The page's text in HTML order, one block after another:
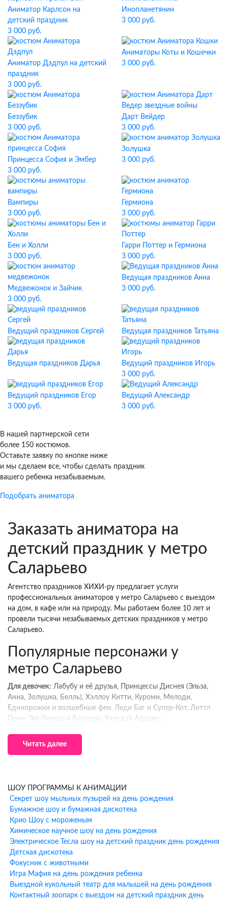
Аниматор Карлсон на
детский праздник
3 000 руб.
Инопланетянин
3 000 руб.
Аниматор Дэдпул на детский
праздник
3 000 руб.
Аниматоры Коты и Кошечки
3 000 руб.
Беззубик
3 000 руб.
Дарт Вейдер
3 000 руб.
Принцесса София и Эмбер
3 000 руб.
Золушка
3 000 руб.
Вампиры
3 000 руб.
Гермиона
3 000 руб.
Бен и Холли
3 000 руб.
Гарри Поттер и Гермиона
3 000 руб.
Медвежонок и Зайчик
3 000 руб.
Ведущая праздников Анна
3 000 руб.
Ведущий праздников Сергей Ведущая праздников Татьяна
Ведущая праздников Дарья
Ведущий праздников Игорь
3 000 руб.
Ведущий праздников Егор
3 000 руб.
Ведущий Александр
3 000 руб.
В нашей партнерской сети
более 150 костюмов.
Оставьте заявку по кнопке ниже
и мы сделаем все, чтобы сделать праздник
вашего ребенка незабываемым.
Подобрать аниматора
Заказать аниматора на
детский праздник у метро
Саларьево
Агентство праздников ХИХИ-ру предлагает услуги
профессиональных аниматоров у метро Саларьево с выездом
на дом, в кафе или на природу. Мы работаем более 10 лет и
провели тысячи незабываемых детских праздников у метро
Саларьево.
Популярные персонажи у
метро Саларьево
Для девочек: Лабубу и её друзья, Принцессы Диснея (Эльза,
Анна, Золушка, Белль), Хэллоу Китти, Куроми, Мелоди,
Единорожки и волшебные феи, Леди Баг и Супер-Кот, Литтл
Пони, Тик-Токеры и Блогеры, Уэнсдэй Аддамс.
Для мальчиков:
Человек-Паук и супергерои Marvel, Бэтмен и
герои DC, Гарри Поттер и волшебники, Тачки (Молния
Что входит в программу
аниматора у метро Саларьево
Профессиональная музыкальная колонка
Интерактивные игры и конкурсы (30-40 минут активной
программы)
Выбранный костюм персонажа с профессиональным
аниматором
Моделирование фигурок из шариков-колбасок в подарок
каждому гостю
Читать далее
ШОУ ПРОГРАММЫ К АНИМАЦИИ
Секрет шоу мыльных пузырей на день рождения
Бумажное шоу и бумажная дискотека
Крио Шоу с мороженым
Химическое научное шоу на день рождения
Электрическое Тесла шоу на детский праздник день рождения
Детская дискотека
Фокусник с животными
Игра Мафия на день рождения ребенка
Выездной кукольный театр для малышей на день рождения
Контактный зоопарк с выездом на детский праздник день